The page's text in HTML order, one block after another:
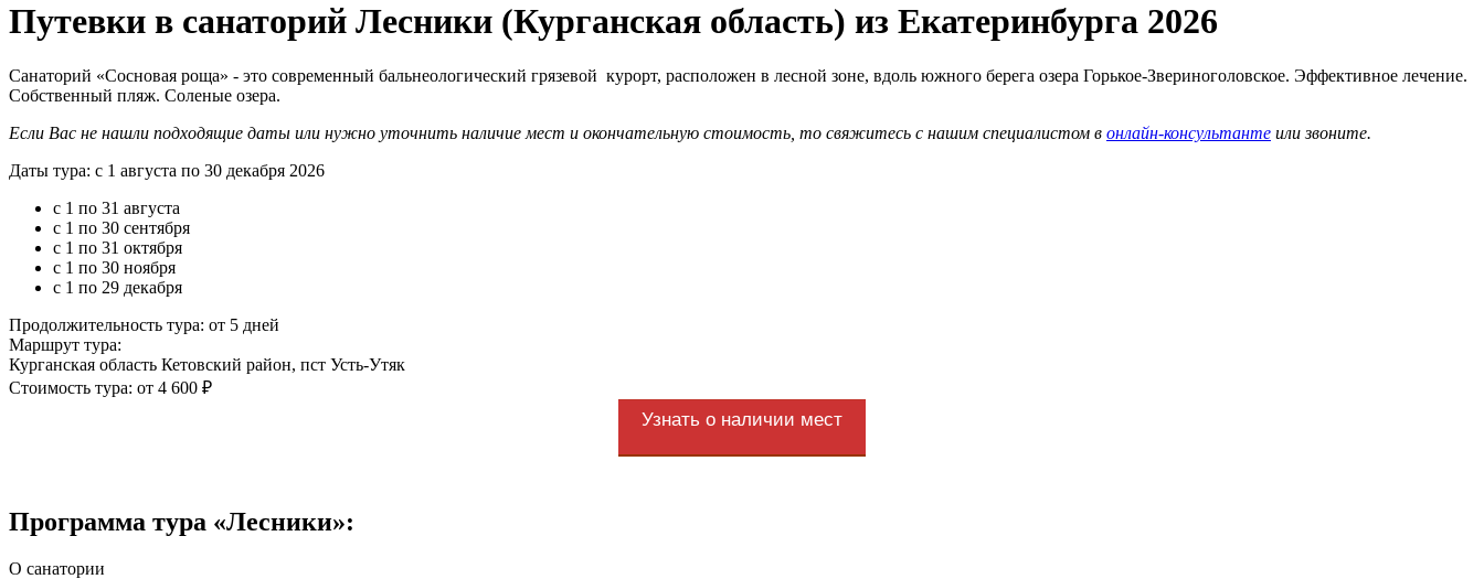
Путевки в санаторий Лесники (Курганская область) из Екатеринбурга 2026
Санаторий «Сосновая роща» - это современный бальнеологический грязевой курорт, расположен в лесной зоне, вдоль южного берега озера Горькое-Звериноголовское. Эффективное лечение.
Собственный пляж. Соленые озера.
Если Вас не нашли подходящие даты или нужно уточнить наличие мест и окончательную стоимость, то свяжитесь с нашим специалистом в онлайн-консультанте или звоните.
Даты тура: с 1 августа по 30 декабря 2026
с 1 по 31 августа
с 1 по 30 сентября
с 1 по 31 октября
с 1 по 30 ноября
с 1 по 29 декабря
Продолжительность тура: от 5 дней
Маршрут тура:
Курганская область Кетовский район, пст Усть-Утяк
Стоимость тура: от 4 600 ₽
Узнать о наличии мест
Программа тура «Лесники»:
О санатории